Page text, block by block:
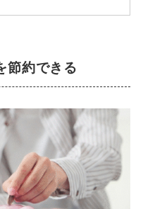
節約できる